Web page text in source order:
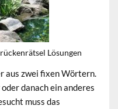
Lösungen
aus zwei fixen Wörtern.
danach ein anderes
muss das